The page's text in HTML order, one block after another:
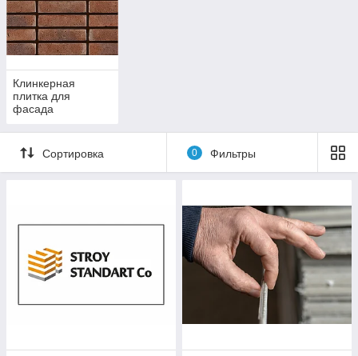
Клинкерная
плитка для
фасада
Сортировка 0 Фильтры